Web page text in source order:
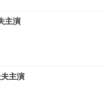
主演
主演